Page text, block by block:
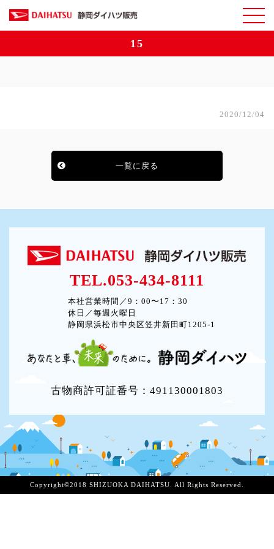
15
2020/12/04
一覧に戻る
TEL.053-434-8111
本社営業時間／9：00〜17：30
休日／毎週火曜日
静岡県浜松市中央区笠井新田町1205-1
古物商許可証番号：491130001803
Copyright©2018 SHIZUOKA DAIHATSU. All Rights Reserved.